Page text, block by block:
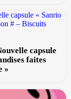
capsule
faites
»